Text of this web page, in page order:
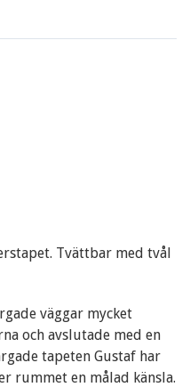
Tvättbar med tvål
väggar mycket
och avslutade med en
tapeten Gustaf har
rummet en målad känsla.